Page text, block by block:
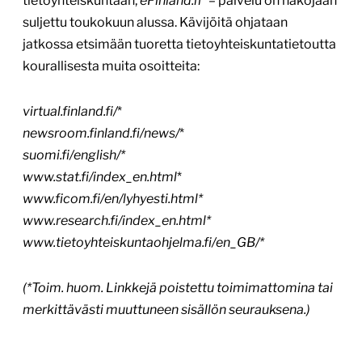
suljettu toukokuun alussa. Kävijöitä ohjataan
jatkossa etsimään tuoretta tietoyhteiskuntatietoutta
kourallisesta muita osoitteita:
virtual.finland.fi/*
newsroom.finland.fi/news/*
suomi.fi/english/*
www.stat.fi/index_en.html*
www.ficom.fi/en/lyhyesti.html*
www.research.fi/index_en.html*
www.tietoyhteiskuntaohjelma.fi/en_GB/*
(*Toim. huom. Linkkejä poistettu toimimattomina tai
merkittävästi muuttuneen sisällön seurauksena.)